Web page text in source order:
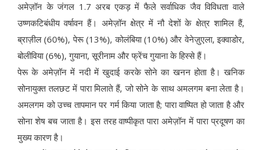
अमेज़ॉन के जंगल 1.7 अरब एकड़ में फैले सर्वाधिक जैव विविधता वाले
उष्णकटिबंधीय वर्षावन हैं। अमेज़ॉन क्षेत्र में नौ देशों के क्षेत्र शामिल हैं,
ब्राज़ील (60%), पेरू (13%), कोलंबिया (10%) और वेनेज़ुएला, इक्वाडोर,
बोलीविया (6%), गुयाना, सूरीनाम और फ्रेंच गुयाना के हिस्से हैं।
पेरू के अमेज़ॉन में नदी में खुदाई करके सोने का खनन होता है। खनिक
सोनायुक्त तलछट में पारा मिलाते हैं, जो सोने के साथ अमलगम बना लेता है।
अमलगम को उच्च तापमान पर गर्म किया जाता है; पारा वाष्पित हो जाता है और
सोना शेष बच जाता है। इस तरह वाष्पीकृत पारा अमेज़ॉन में पारा प्रदूषण का
मुख्य कारण है।